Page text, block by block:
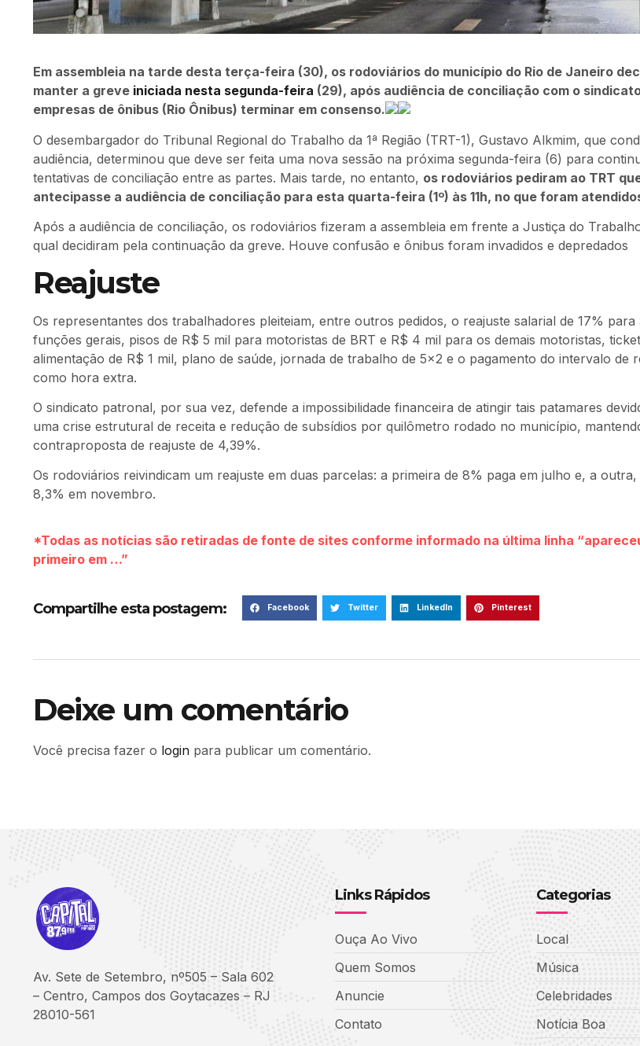
Em assembleia na tarde desta terça-feira (30), os rodoviários do município do Rio de Janeiro
manter a greve iniciada nesta segunda-feira (29), após audiência de conciliação com o
empresas de ônibus (Rio Ônibus) terminar em consenso.
O desembargador do Tribunal Regional do Trabalho da 1ª Região (TRT-1), Gustavo Alkmim, que
audiência, determinou que deve ser feita uma nova sessão na próxima segunda-feira (6) para
tentativas de conciliação entre as partes. Mais tarde, no entanto, os rodoviários pediram ao TRT
antecipasse a audiência de conciliação para esta quarta-feira (1º) às 11h, no que foram
Após a audiência de conciliação, os rodoviários fizeram a assembleia em frente a Justiça do
qual decidiram pela continuação da greve. Houve confusão e ônibus foram invadidos e depredados
Reajuste
Os representantes dos trabalhadores pleiteiam, entre outros pedidos, o reajuste salarial de 17% para
funções gerais, pisos de R$ 5 mil para motoristas de BRT e R$ 4 mil para os demais motoristas, ticket
alimentação de R$ 1 mil, plano de saúde, jornada de trabalho de 5×2 e o pagamento do intervalo de
como hora extra.
O sindicato patronal, por sua vez, defende a impossibilidade financeira de atingir tais patamares
uma crise estrutural de receita e redução de subsídios por quilômetro rodado no município,
contraproposta de reajuste de 4,39%.
Os rodoviários reivindicam um reajuste em duas parcelas: a primeira de 8% paga em julho e, a outra,
8,3% em novembro.
*Todas as notícias são retiradas de fonte de sites conforme informado na última linha
primeiro em …”
Compartilhe esta postagem: Facebook Twitter LinkedIn Pinterest
Deixe um comentário
Você precisa fazer o login para publicar um comentário.
Av. Sete de Setembro, nº505 – Sala 602
– Centro, Campos dos Goytacazes – RJ
28010-561
Links Rápidos
Ouça Ao Vivo
Quem Somos
Anuncie
Contato
Categorias
Local
Música
Celebridades
Notícia Boa